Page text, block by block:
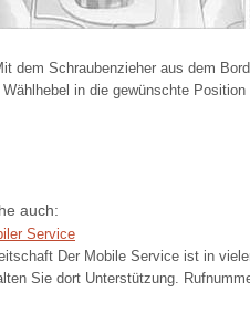
dem Schraubenzieher aus dem
Wählhebel in die gewünschte Position
auch:
Service
Der Mobile Service ist in
Sie dort Unterstützung.